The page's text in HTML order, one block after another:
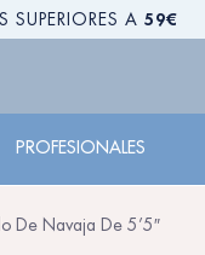
A 59€
PROFESIONALES
De Navaja De 5’5″